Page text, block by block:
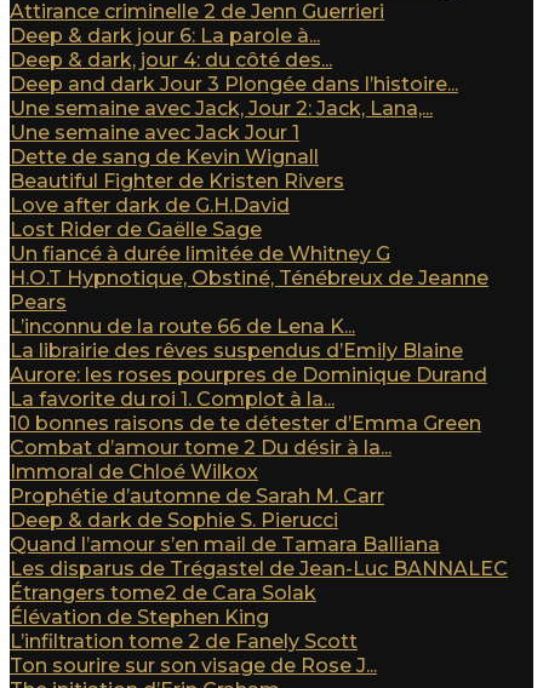
Attirance criminelle 2 de Jenn Guerrieri
Deep & dark jour 6: La parole à...
Deep & dark, jour 4: du côté des...
Deep and dark Jour 3 Plongée dans l’histoire...
Une semaine avec Jack, Jour 2: Jack, Lana,...
Une semaine avec Jack Jour 1
Dette de sang de Kevin Wignall
Beautiful Fighter de Kristen Rivers
Love after dark de G.H.David
Lost Rider de Gaëlle Sage
Un fiancé à durée limitée de Whitney G
H.O.T Hypnotique, Obstiné, Ténébreux de Jeanne
Pears
L’inconnu de la route 66 de Lena K...
La librairie des rêves suspendus d’Emily Blaine
Aurore: les roses pourpres de Dominique Durand
La favorite du roi 1. Complot à la...
10 bonnes raisons de te détester d’Emma Green
Combat d’amour tome 2 Du désir à la...
Immoral de Chloé Wilkox
Prophétie d’automne de Sarah M. Carr
Deep & dark de Sophie S. Pierucci
Quand l’amour s’en mail de Tamara Balliana
Les disparus de Trégastel de Jean-Luc BANNALEC
Étrangers tome2 de Cara Solak
Élévation de Stephen King
L’infiltration tome 2 de Fanely Scott
Ton sourire sur son visage de Rose J...